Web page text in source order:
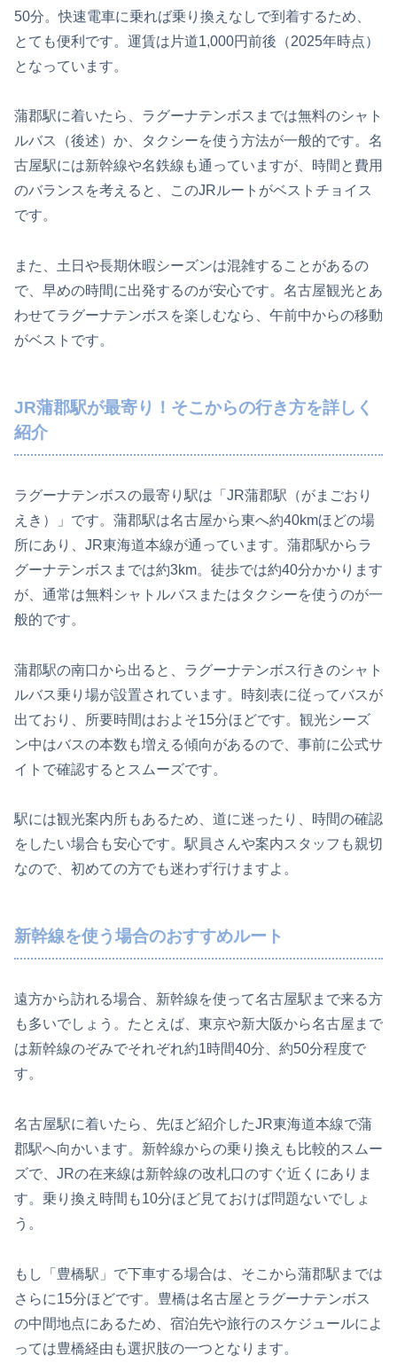
50分。快速電車に乗れば乗り換えなしで到着するため、
とても便利です。運賃は片道1,000円前後（2025年時点）
となっています。
蒲郡駅に着いたら、ラグーナテンボスまでは無料のシャト
ルバス（後述）か、タクシーを使う方法が一般的です。名
古屋駅には新幹線や名鉄線も通っていますが、時間と費用
のバランスを考えると、このJRルートがベストチョイス
です。
また、土日や長期休暇シーズンは混雑することがあるの
で、早めの時間に出発するのが安心です。名古屋観光とあ
わせてラグーナテンボスを楽しむなら、午前中からの移動
がベストです。
JR蒲郡駅が最寄り！そこからの行き方を詳しく
紹介
ラグーナテンボスの最寄り駅は「JR蒲郡駅（がまごおり
えき）」です。蒲郡駅は名古屋から東へ約40kmほどの場
所にあり、JR東海道本線が通っています。蒲郡駅からラ
グーナテンボスまでは約3km。徒歩では約40分かかります
が、通常は無料シャトルバスまたはタクシーを使うのが一
般的です。
蒲郡駅の南口から出ると、ラグーナテンボス行きのシャト
ルバス乗り場が設置されています。時刻表に従ってバスが
出ており、所要時間はおよそ15分ほどです。観光シーズ
ン中はバスの本数も増える傾向があるので、事前に公式サ
イトで確認するとスムーズです。
駅には観光案内所もあるため、道に迷ったり、時間の確認
をしたい場合も安心です。駅員さんや案内スタッフも親切
なので、初めての方でも迷わず行けますよ。
新幹線を使う場合のおすすめルート
遠方から訪れる場合、新幹線を使って名古屋駅まで来る方
も多いでしょう。たとえば、東京や新大阪から名古屋まで
は新幹線のぞみでそれぞれ約1時間40分、約50分程度で
す。
名古屋駅に着いたら、先ほど紹介したJR東海道本線で蒲
郡駅へ向かいます。新幹線からの乗り換えも比較的スムー
ズで、JRの在来線は新幹線の改札口のすぐ近くにありま
す。乗り換え時間も10分ほど見ておけば問題ないでしょ
う。
もし「豊橋駅」で下車する場合は、そこから蒲郡駅までは
さらに15分ほどです。豊橋は名古屋とラグーナテンボス
の中間地点にあるため、宿泊先や旅行のスケジュールによ
っては豊橋経由も選択肢の一つとなります。